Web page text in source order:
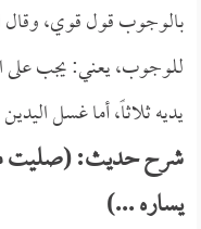
بالوجوب قول قوي، وقال
للوجوب، يعني: يجب على
يديه ثلاثاً، أما غسل
شرح حديث: (صليت
يساره ...)